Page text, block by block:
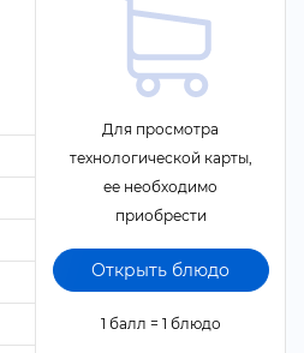
Для просмотра
технологической карты,
ее необходимо
приобрести
Открыть блюдо
1 балл = 1 блюдо